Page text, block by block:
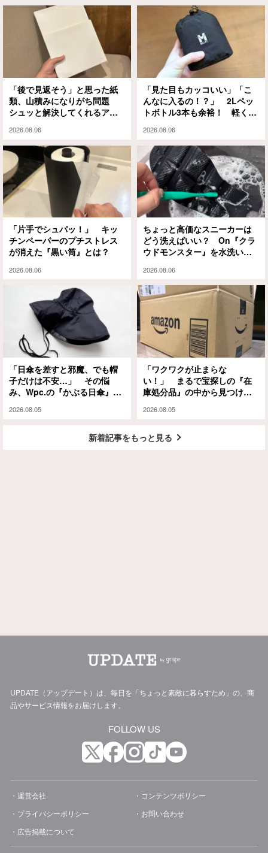
「後で見返そう」と思った紙
類、山積みになりがち問題
シュッと解決してくれるアイ
2026.08.06
「見た目もカッコいい」「こ
んなに入るの！？」 2Lペッ
トボトル3本も余裕！ 軽くて
ッグが大正解
2026.08.06
「片手でシュパッ！」 キッ
チンペーパーのプチストレス
が消えた『黒い筒』とは？
2026.08.06
ちょっと高価なスニーカーは
どう洗えばいい？ On『クラ
ウドモンスター』を水洗いと
と…
2026.08.06
「日傘を差すと邪魔、でも帽
子だけは不安…」 その悩
み、Wpc.の『かぶる日傘』が
2026.08.05
「ワクワクが止まらな
い！」 まるで宝探しの『在
庫処分品』の中から見つけた
2026.08.05
新着記事をもっと見る
UPDATE（アップデート）は、毎日を「ちょっと素敵に暮らすため」の、商
品やサービス情報をお届けします。
FOLLOW US
運営会社
コンテンツポリシー
プライバシーポリシー
お問い合わせ
広告掲載について